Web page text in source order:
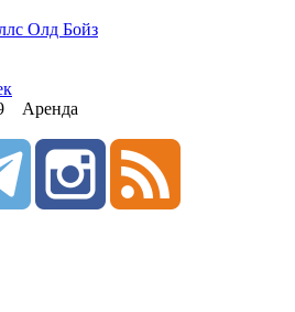
Олд Бойз
Аренда